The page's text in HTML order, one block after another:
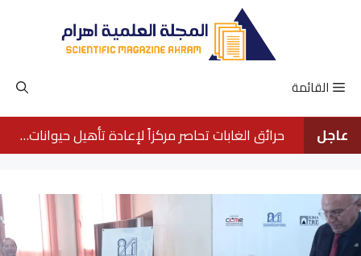
القائمة
عاجل حرائق الغابات تحاصر مركزاً لإعادة تأهيل حيوانات الأورانجوتان في بورنيو